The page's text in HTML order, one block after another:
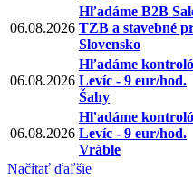
06.08.2026
Hľadáme B2B
TZB a stavebné
Slovensko
06.08.2026
Hľadáme
Levíc - 9 eur/hod.
Šahy
06.08.2026
Hľadáme
Levíc - 9 eur/hod.
Vráble
Načítať ďaľšie